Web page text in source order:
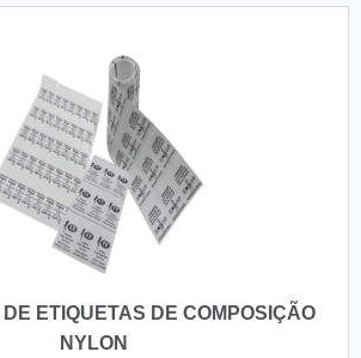
ETIQUETAS DE COMPOSIÇÃO
NYLON